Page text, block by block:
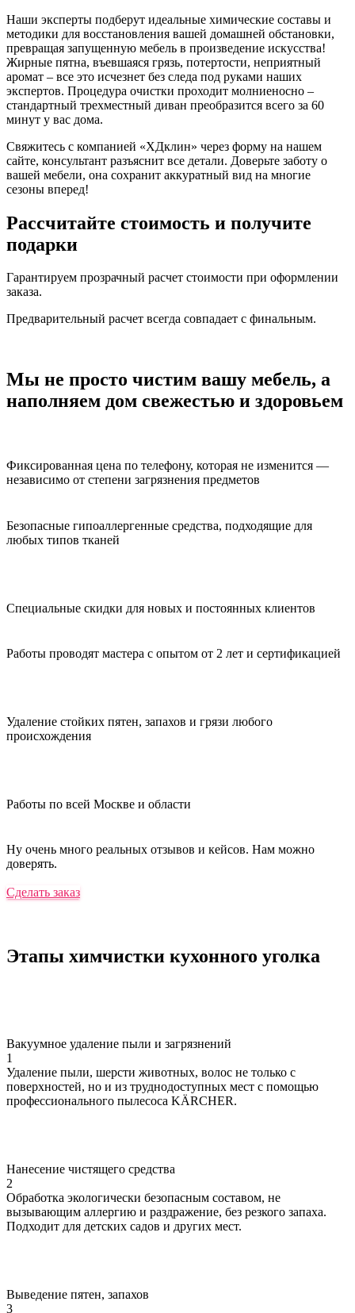
Наши эксперты подберут идеальные химические составы и
методики для восстановления вашей домашней обстановки,
превращая запущенную мебель в произведение искусства!
Жирные пятна, въевшаяся грязь, потертости, неприятный
аромат – все это исчезнет без следа под руками наших
экспертов. Процедура очистки проходит молниеносно –
стандартный трехместный диван преобразится всего за 60
минут у вас дома.
Свяжитесь с компанией «ХДклин» через форму на нашем
сайте, консультант разъяснит все детали. Доверьте заботу о
вашей мебели, она сохранит аккуратный вид на многие
сезоны вперед!
Рассчитайте стоимость и получите
подарки
Гарантируем прозрачный расчет стоимости при оформлении
заказа.
Предварительный расчет всегда совпадает с финальным.
Мы не просто чистим вашу мебель, а
наполняем дом свежестью и здоровьем
Фиксированная цена по телефону, которая не изменится —
независимо от степени загрязнения предметов
Безопасные гипоаллергенные средства, подходящие для
любых типов тканей
Специальные скидки для новых и постоянных клиентов
Работы проводят мастера с опытом от 2 лет и сертификацией
Удаление стойких пятен, запахов и грязи любого
происхождения
Работы по всей Москве и области
Ну очень много реальных отзывов и кейсов. Нам можно
доверять.
Сделать заказ
Этапы химчистки кухонного уголка
Вакуумное удаление пыли и загрязнений
1
Удаление пыли, шерсти животных, волос не только с
поверхностей, но и из труднодоступных мест с помощью
профессионального пылесоса KÄRCHER.
Нанесение чистящего средства
2
Обработка экологически безопасным составом, не
вызывающим аллергию и раздражение, без резкого запаха.
Подходит для детских садов и других мест.
Выведение пятен, запахов
3